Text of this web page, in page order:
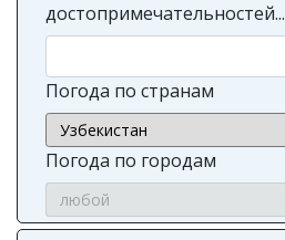
достопримечательностей...
Погода по странам
Погода по городам